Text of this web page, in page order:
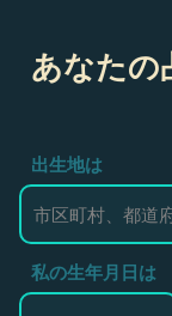
あなたの
出生地は
私の生年月日は